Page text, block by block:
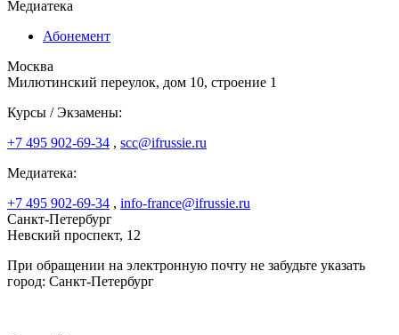
Медиатека
Абонемент
Москва
Милютинский переулок, дом 10, строение 1
Курсы / Экзамены:
+7 495 902-69-34 , scc@ifrussie.ru
Медиатека:
+7 495 902-69-34 , info-france@ifrussie.ru
Санкт-Петербург
Невский проспект, 12
При обращении на электронную почту не забудьте указать
город: Санкт-Петербург